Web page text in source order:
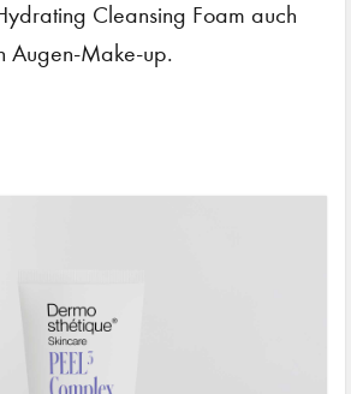
Cleansing Foam auch
Augen-Make-up.